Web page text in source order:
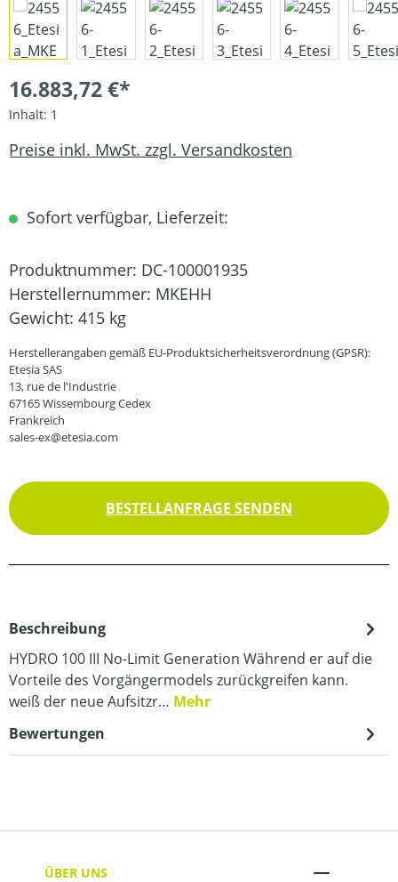
16.883,72 €*
Inhalt: 1
Preise inkl. MwSt. zzgl. Versandkosten
Sofort verfügbar, Lieferzeit:
Produktnummer: DC-100001935
Herstellernummer: MKEHH
Gewicht: 415 kg
Herstellerangaben gemäß EU-Produktsicherheitsverordnung (GPSR):
Etesia SAS
13, rue de l'Industrie
67165 Wissembourg Cedex
Frankreich
sales-ex@etesia.com
BESTELLANFRAGE SENDEN
Beschreibung
HYDRO 100 III No-Limit Generation Während er auf die
Vorteile des Vorgängermodels zurückgreifen kann.
weiß der neue Aufsitzr… Mehr
Bewertungen
ÜBER UNS